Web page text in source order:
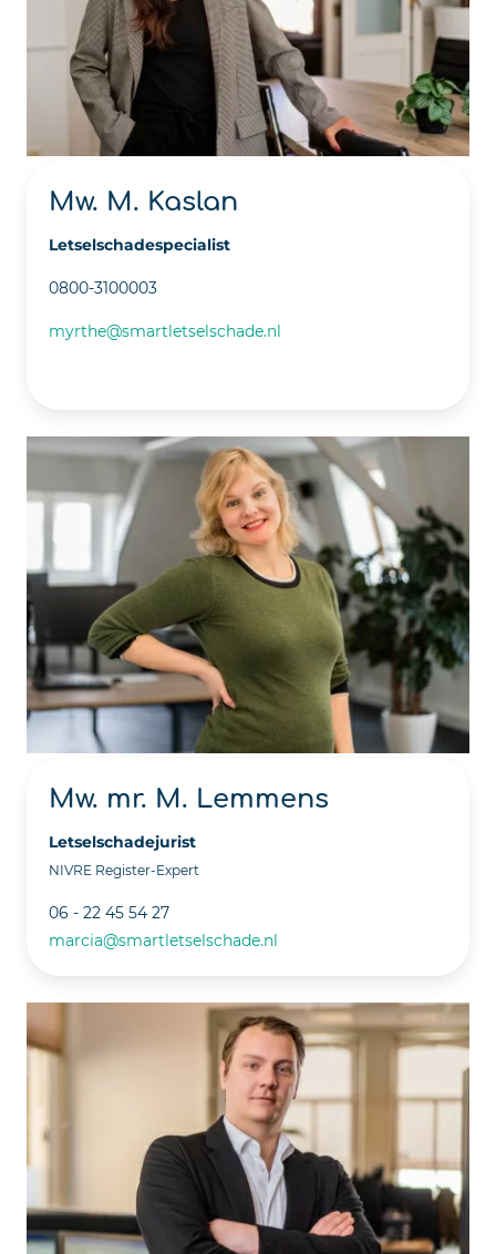
Mw. M. Kaslan
Letselschadespecialist
0800-3100003
myrthe@smartletselschade.nl
Mw. mr. M. Lemmens
Letselschadejurist
NIVRE Register-Expert
06 - 22 45 54 27
marcia@smartletselschade.nl